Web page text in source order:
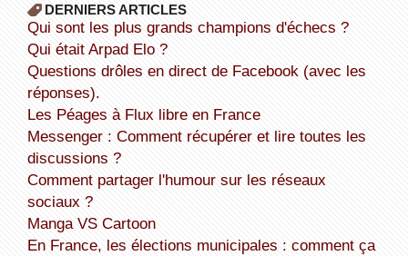
DERNIERS ARTICLES
Qui sont les plus grands champions d'échecs ?
Qui était Arpad Elo ?
Questions drôles en direct de Facebook (avec les
réponses).
Les Péages à Flux libre en France
Messenger : Comment récupérer et lire toutes les
discussions ?
Comment partager l'humour sur les réseaux
sociaux ?
Manga VS Cartoon
En France, les élections municipales : comment ça